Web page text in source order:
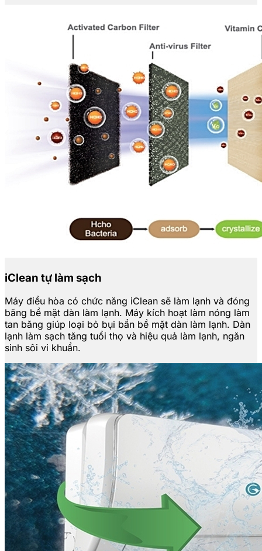
iClean tự làm sạch
Máy điều hòa có chức năng iClean sẽ làm lạnh và đóng
băng bề mặt dàn làm lạnh. Máy kích hoạt làm nóng làm
tan băng giúp loại bỏ bụi bẩn bề mặt dàn làm lạnh. Dàn
lạnh làm sạch tăng tuổi thọ và hiệu quả làm lạnh, ngăn
sinh sôi vi khuẩn.